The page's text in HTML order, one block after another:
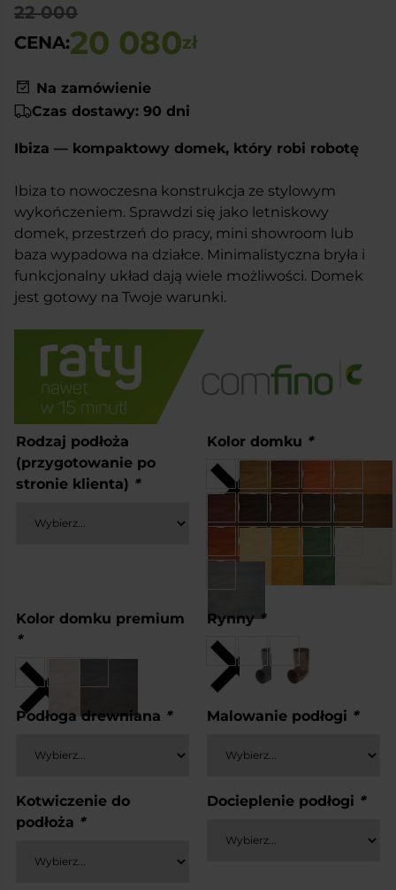
22 000
CENA:20 080zł
Na zamówienie
Czas dostawy: 90 dni
Ibiza — kompaktowy domek, który robi robotę
Ibiza to nowoczesna konstrukcja ze stylowym
wykończeniem. Sprawdzi się jako letniskowy
domek, przestrzeń do pracy, mini showroom lub
baza wypadowa na działce. Minimalistyczna bryła i
funkcjonalny układ dają wiele możliwości. Domek
jest gotowy na Twoje warunki.
Rodzaj podłoża
(przygotowanie po
stronie klienta) *
Kolor domku *
Kolor domku premium
*
Rynny*
Podłoga drewniana * Malowanie podłogi *
Kotwiczenie do
podłoża *
Docieplenie podłogi *